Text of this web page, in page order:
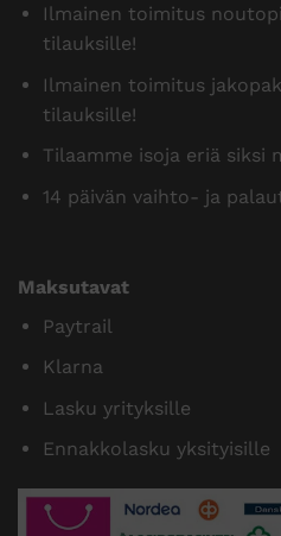
Ilmainen toimitus
tilauksille!
Ilmainen toimitus
tilauksille!
Tilaamme isoja eriä siksi
14 päivän vaihto- ja
Maksutavat
Paytrail
Klarna
Lasku yrityksille
Ennakkolasku yksityisille